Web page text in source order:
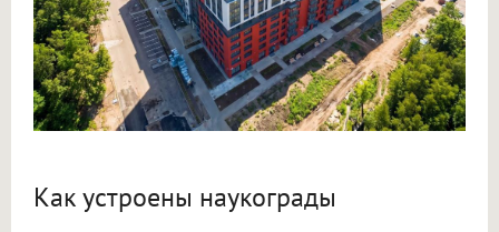
Как устроены наукограды